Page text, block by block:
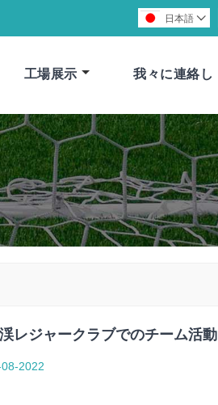
日本語 
工場展示 我々に連絡し
レジャークラブでのチーム活動
2022